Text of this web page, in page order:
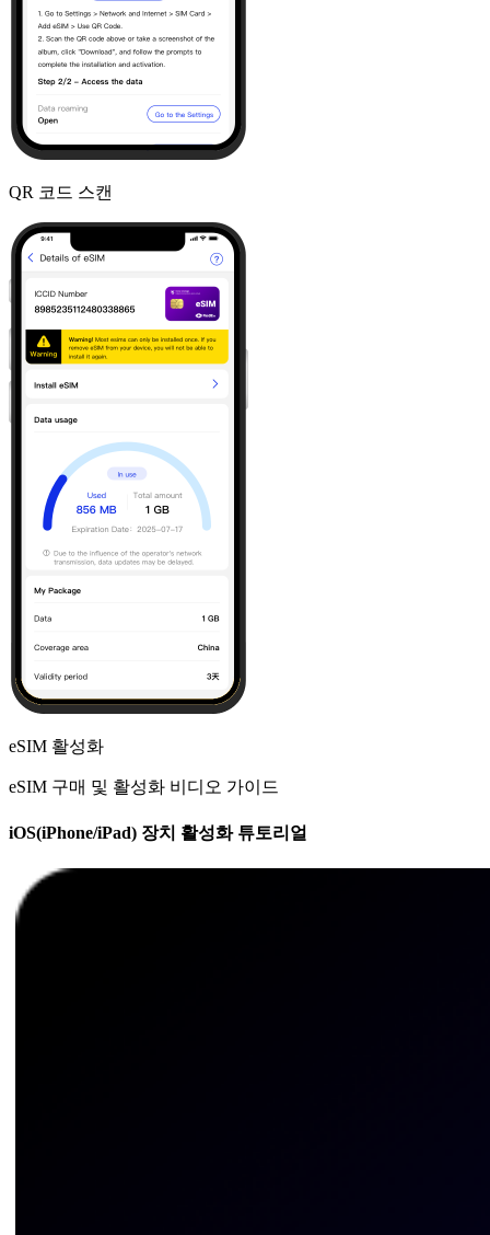
QR 코드 스캔
eSIM 활성화
eSIM 구매 및 활성화 비디오 가이드
iOS(iPhone/iPad) 장치 활성화 튜토리얼